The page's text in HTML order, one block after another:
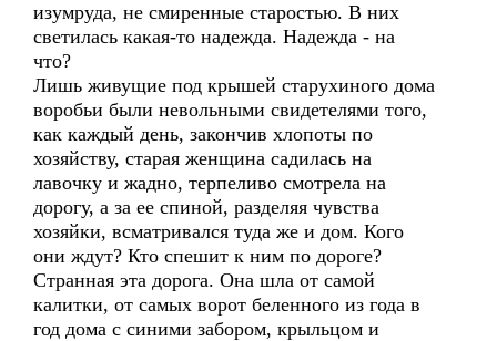
изумруда, не смиренные старостью. В них
светилась какая-то надежда. Надежда - на
что?
Лишь живущие под крышей старухиного дома
воробьи были невольными свидетелями того,
как каждый день, закончив хлопоты по
хозяйству, старая женщина садилась на
лавочку и жадно, терпеливо смотрела на
дорогу, а за ее спиной, разделяя чувства
хозяйки, всматривался туда же и дом. Кого
они ждут? Кто спешит к ним по дороге?
Странная эта дорога. Она шла от самой
калитки, от самых ворот беленного из года в
год дома с синими забором, крыльцом и